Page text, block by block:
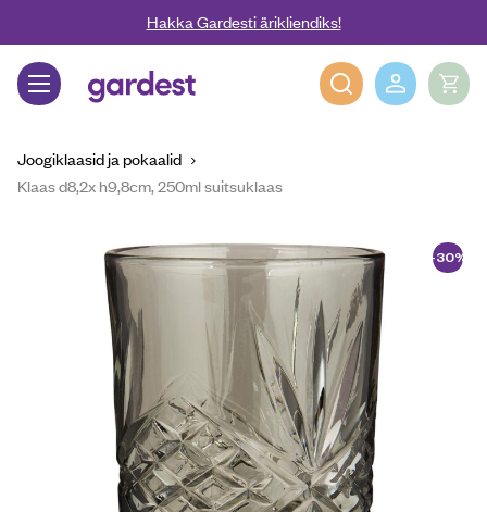
Liigu edasi põhisisu juurdeHakka Gardesti ärikliendiks!
Gardest
Joogiklaasid ja pokaalid
Klaas d8,2x h9,8cm, 250ml suitsuklaas
-30%